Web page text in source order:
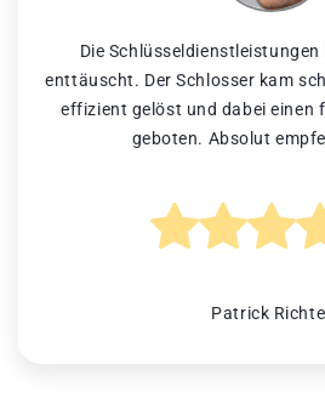
Die
enttäuscht. Der Schlosser kam
effizient gelöst und dabei einen
geboten. Absolut
Patrick